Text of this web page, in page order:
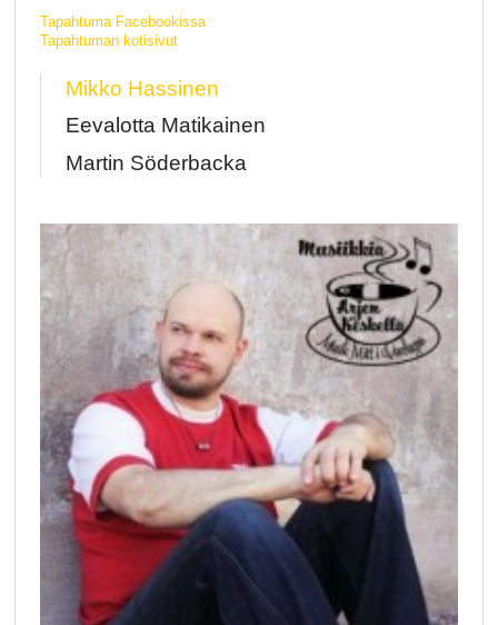
Tapahtuma Facebookissa
Tapahtuman kotisivut
Mikko Hassinen
Eevalotta Matikainen
Martin Söderbacka